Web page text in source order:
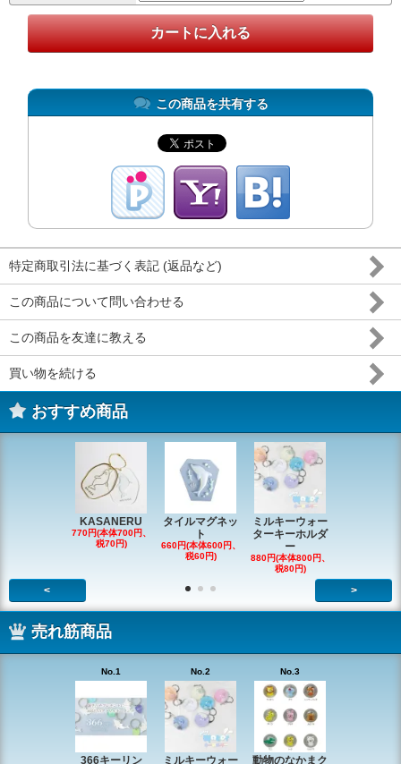
この商品を共有する
特定商取引法に基づく表記 (返品など)
この商品について問い合わせる
この商品を友達に教える
買い物を続ける
おすすめ商品
KASANERU
770円(本体700円、
税70円)
タイルマグネッ
ト
660円(本体600円、
税60円)
ミルキーウォー
ターキーホルダ
ー
880円(本体800円、
税80円)
< >
売れ筋商品
No.1
366キーリン
No.2
ミルキーウォー
No.3
動物のなかまク